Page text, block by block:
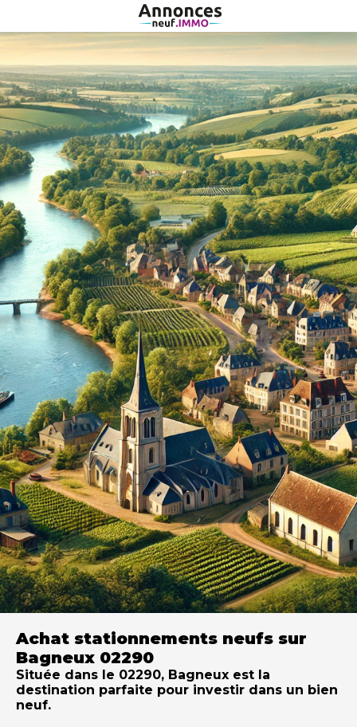
Achat stationnements neufs sur
Bagneux 02290
Située dans le 02290, Bagneux est la
destination parfaite pour investir dans un bien
neuf.